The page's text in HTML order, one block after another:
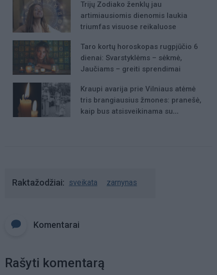
Trijų Zodiako ženklų jau
artimiausiomis dienomis laukia
triumfas visuose reikaluose
Taro kortų horoskopas rugpjūčio 6
dienai: Svarstyklėms – sėkmė,
Jaučiams – greiti sprendimai
Kraupi avarija prie Vilniaus atėmė
tris brangiausius žmones: pranešė,
kaip bus atsisveikinama su
Raktažodžiai sveikata zarnynas
Komentarai
Rašyti komentarą